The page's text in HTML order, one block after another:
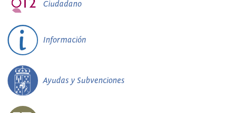
Ciudadano
Información
Ayudas y Subvenciones